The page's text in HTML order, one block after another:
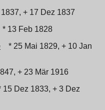
+ 17 Dez 1837
* 13 Feb 1828
* 25 Mai 1829, + 10 Jan
+ 23 Mär 1916
15 Dez 1833, + 3 Dez